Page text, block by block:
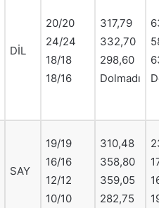
DİL
20/20
24/24
18/18
18/16
317,79
332,70
298,60
Dolmadı
SAY
19/19
16/16
12/12
10/10
310,48
358,80
359,05
282,75